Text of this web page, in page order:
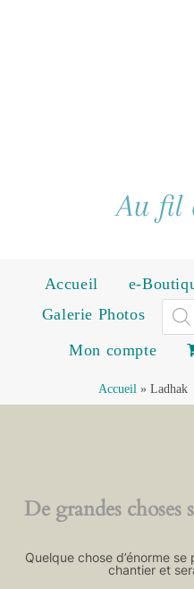
Au fil
Accueil e-
Galerie Photos
Mon compte
Accueil » Ladhak
De grandes choses
Quelque chose d’énorme
chantier et